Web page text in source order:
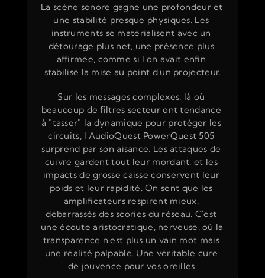
La scène sonore gagne une profondeur et
une stabilité presque physiques. Les
instruments se matérialisent avec un
détourage plus net, une présence plus
affirmée, comme si l'on avait enfin
stabilisé la mise au point d'un projecteur.
Sur les messages complexes, là où
beaucoup de filtres secteur ont tendance
à "tasser" la dynamique pour protéger les
circuits, l'AudioQuest PowerQuest 505
surprend par son aisance. Les attaques de
cuivre gardent tout leur mordant, et les
impacts de grosse caisse conservent leur
poids et leur rapidité. On sent que les
amplificateurs respirent mieux,
débarrassés des scories du réseau. C'est
une écoute aristocratique, nerveuse, où la
transparence n'est plus un vain mot mais
une réalité palpable. Une véritable cure
de jouvence pour vos oreilles.